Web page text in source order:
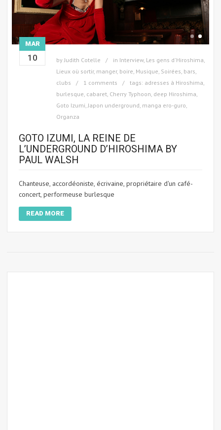
MAR
10 by Judith Cotelle in Interview, Les gens d'Hiroshima
Lieux où sortir, manger, boire Musique Soirées, bars,
clubs
1 comments tags: adresses à Hiroshima
burlesque cabaret Cherry Typhoon deep Hiroshima
Goto Izumi Japon underground manga ero-guro
Organza
GOTO IZUMI, LA REINE DE
L’UNDERGROUND D’HIROSHIMA BY
PAUL WALSH
Chanteuse, accordéoniste, écrivaine, propriétaire d'un café-
concert, performeuse burlesque
READ MORE